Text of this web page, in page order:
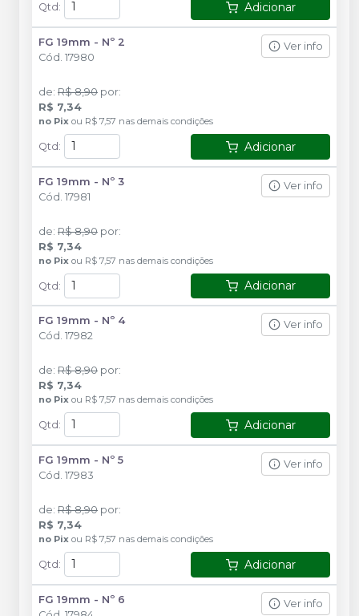
Qtd : Adicionar
FG 19mm - Nº 2
Cód. 17980
Ver info
de: R$ 8,90 por:
R$ 7,34
no Pix ou R$ 7,57 nas demais condições
Qtd : Adicionar
FG 19mm - Nº 3
Cód. 17981
Ver info
de: R$ 8,90 por:
R$ 7,34
no Pix ou R$ 7,57 nas demais condições
Qtd: Adicionar
FG 19mm - Nº 4
Cód. 17982
Ver info
de: R$ 8,90 por:
R$ 7,34
no Pix ou R$ 7,57 nas demais condições
Qtd : Adicionar
FG 19mm - Nº 5
Cód. 17983
Ver info
de: R$ 8,90 por:
R$ 7,34
no Pix ou R$ 7,57 nas demais condições
Qtd : Adicionar
FG 19mm - Nº 6
Ver info